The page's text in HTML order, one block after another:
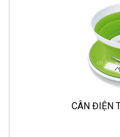
CÂN ĐIỆN